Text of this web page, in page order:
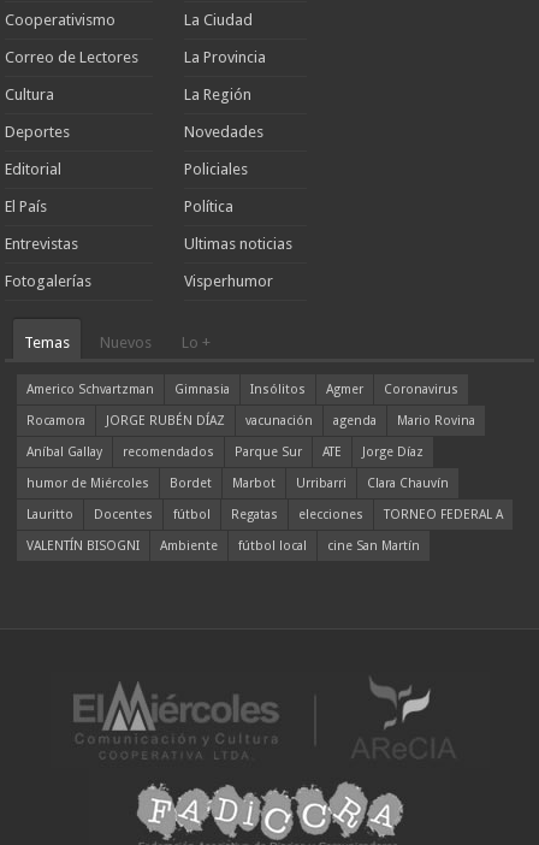
Cooperativismo
Correo de Lectores
Cultura
Deportes
Editorial
El País
Entrevistas
Fotogalerías
La Ciudad
La Provincia
La Región
Novedades
Policiales
Política
Ultimas noticias
Visperhumor
Temas Nuevos Lo +
Americo Schvartzman Gimnasia Insólitos Agmer
Coronavirus
Rocamora
JORGE RUBÉN DÍAZ vacunación agenda
Mario Rovina
Aníbal Gallay
recomendados Parque Sur ATE
Jorge Díaz
humor de Miércoles
Bordet Marbot Urribarri
Clara Chauvín
Lauritto
Docentes fútbol Regatas elecciones
TORNEO FEDERAL A
VALENTÍN BISOGNI
Ambiente fútbol local cine San Martín